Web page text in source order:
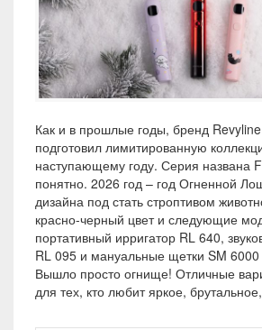
Как и в прошлые годы, бренд
подготовил лимитированную
наступающему году. Серия названа
понятно. 2026 год – год Огненной
дизайна под стать строптивом
красно-черный цвет и следующие
портативный ирригатор RL 640,
RL 095 и мануальные щетки SM
Вышло просто огнище! Отличные
для тех, кто любит яркое,